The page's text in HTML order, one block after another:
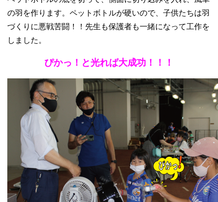
の羽を作ります。ペットボトルが硬いので、子供たちは羽
づくりに悪戦苦闘！！先生も保護者も一緒になって工作を
しました。
ぴかっ！と光れば大成功！！！